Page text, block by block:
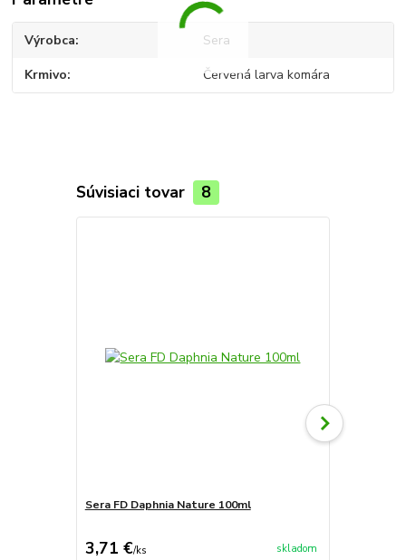
Výrobca Sera
Krmivo Červená larva komára
Súvisiaci tovar 8
Sera FD Daphnia Nature 100ml
3,71 €/ks skladom